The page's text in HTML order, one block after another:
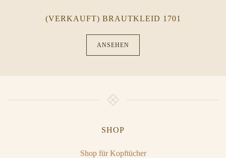
(VERKAUFT) BRAUTKLEID 1701
ANSEHEN
SHOP
Shop für Kopftücher